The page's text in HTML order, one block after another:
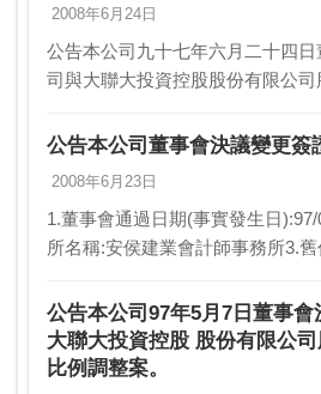
2008年6月24日
公告本公司九十七年六月二十四
司與大聯大投資控股股份有限公
有限公司3.與公司關係(請輸入本
公告本公司董事會決議變更簽
2008年6月23日
1.董事會通過日期(事實發生日
所名稱:安侯建業會計師事務所3.
名稱:資誠會計師事務所…
公告本公司97年5月7日董事
大聯大投資控股 股份有限公
比例調整案。